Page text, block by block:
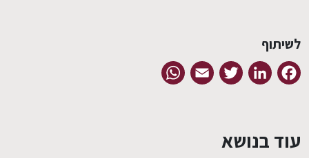
לשיתוף
Facebook
LinkedIn
Twitter
Email
עוד בנושא